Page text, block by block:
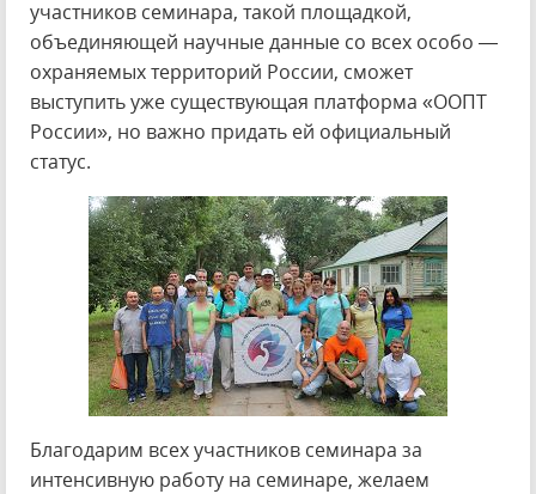
участников семинара, такой площадкой,
объединяющей научные данные со всех особо —
охраняемых территорий России, сможет
выступить уже существующая платформа «ООПТ
России», но важно придать ей официальный
статус.
Благодарим всех участников семинара за
интенсивную работу на семинаре, желаем